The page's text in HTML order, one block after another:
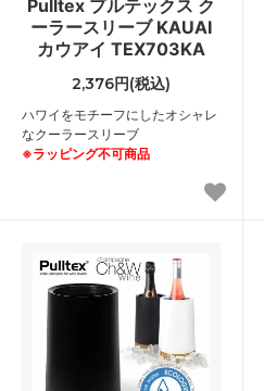
Pulltex プルテックス ク
ーラースリーブ KAUAI
カウアイ TEX703KA
2,376円(税込)
ハワイをモチーフにしたオシャレ
なクーラースリーブ
※ラッピング不可商品